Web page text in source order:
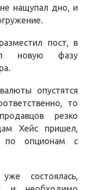
нащупал дно, и
пост, в
новую фазу
опустятся
то
резко
Хейс пришел,
по опционам с
состоялась,